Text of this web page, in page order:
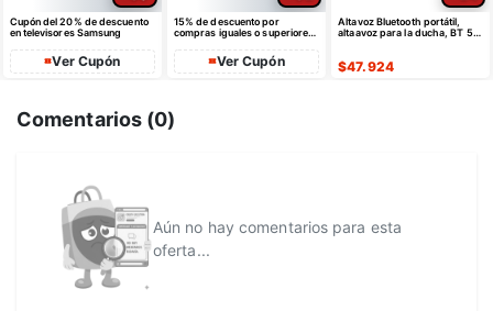
Cupón del 20% de descuento
en televisores Samsung
Ver Cupón
15% de descuento por
compras iguales o superiores
de dto
Ver Cupón
Altavoz Bluetooth portátil,
altaavoz para la ducha, BT 5.4
$47.924
Comentarios (0)
Aún no hay comentarios para esta
oferta...